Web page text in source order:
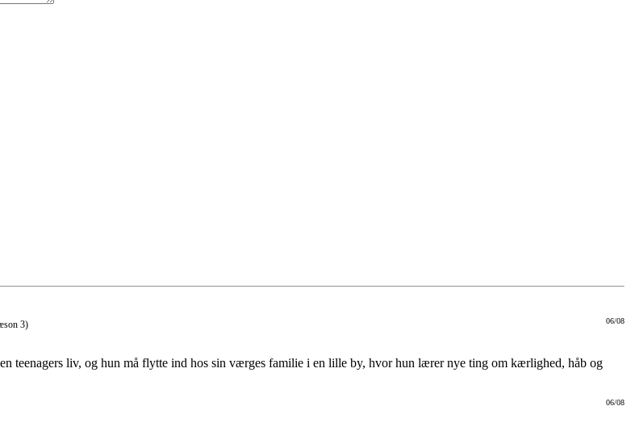
06/08
3)
teenagers liv, og hun må flytte ind hos sin værges familie i en lille by, hvor hun lærer nye ting om kærlighed, håb og
06/08